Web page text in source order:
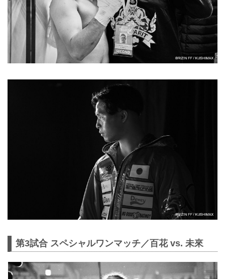
第3試合 スペシャルワンマッチ／百花 vs. 未來